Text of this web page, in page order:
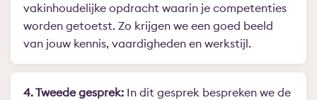
vakinhoudelijke opdracht waarin je competenties
worden getoetst. Zo krijgen we een goed beeld
van jouw kennis, vaardigheden en werkstijl.
4. Tweede gesprek: In dit gesprek bespreken we de